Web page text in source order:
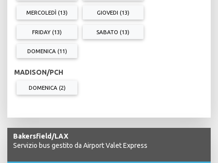
MERCOLEDÌ (13) GIOVEDI (13)
FRIDAY (13) SABATO (13)
DOMENICA (11)
MADISON/PCH
DOMENICA (2)
Bakersfield/LAX
Servizio bus gestito da Airport Valet Express